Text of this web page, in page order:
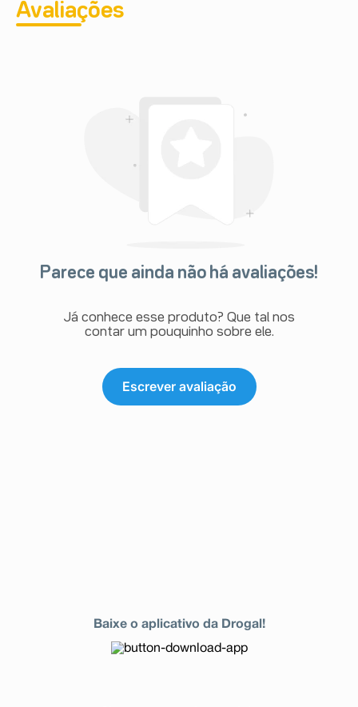
Avaliações
Parece que ainda não há avaliações!
Já conhece esse produto? Que tal nos
contar um pouquinho sobre ele.
Escrever avaliação
Baixe o aplicativo da Drogal!